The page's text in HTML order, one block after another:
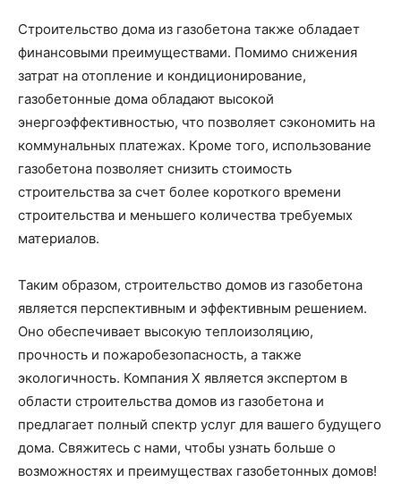
Строительство дома из газобетона также обладает
финансовыми преимуществами. Помимо снижения
затрат на отопление и кондиционирование,
газобетонные дома обладают высокой
энергоэффективностью, что позволяет сэкономить на
коммунальных платежах. Кроме того, использование
газобетона позволяет снизить стоимость
строительства за счет более короткого времени
строительства и меньшего количества требуемых
материалов.
Таким образом, строительство домов из газобетона
является перспективным и эффективным решением.
Оно обеспечивает высокую теплоизоляцию,
прочность и пожаробезопасность, а также
экологичность. Компания X является экспертом в
области строительства домов из газобетона и
предлагает полный спектр услуг для вашего будущего
дома. Свяжитесь с нами, чтобы узнать больше о
возможностях и преимуществах газобетонных домов!